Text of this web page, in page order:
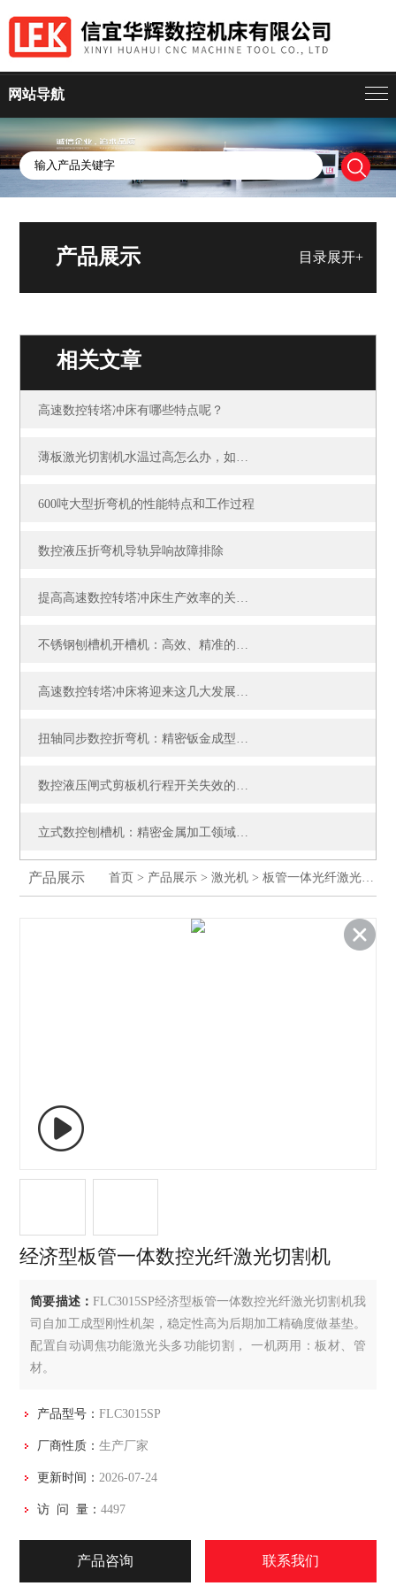
网站导航
目录展开+
产品展示
相关文章
高速数控转塔冲床有哪些特点呢？
600吨大型折弯机的性能特点和工作过程
数控液压折弯机导轨异响故障排除
产品展示 首页 > 产品展示 >激光机 >板管一体光纤激光切割机
经济型板管一体数控光纤激光切割机
简要描述： FLC3015SP经济型板管一体数控光纤激光切割机我
司自加工成型刚性机架，稳定性高为后期加工精确度做基垫。
配置自动调焦功能激光头多功能切割， 一机两用：板材、管
材。
产品型号：FLC3015SP
厂商性质：生产厂家
更新时间： 2026-07-24
访 问 量：4497
产品咨询 联系我们